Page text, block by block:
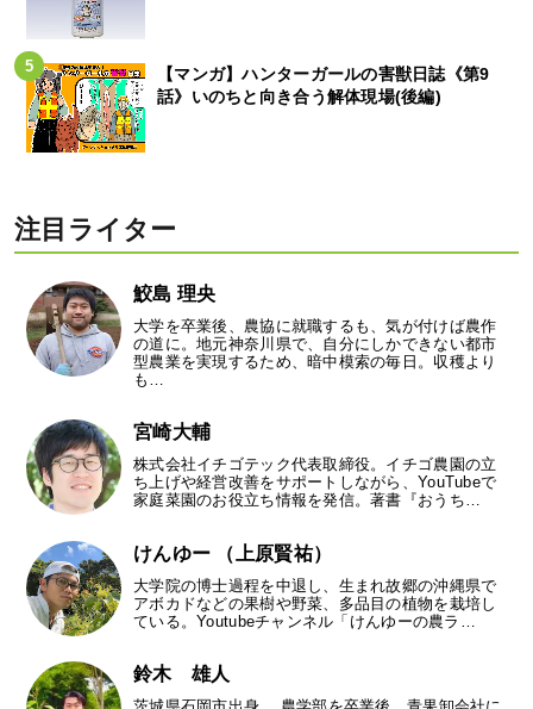
【マンガ】ハンターガールの害獣日誌《第9
話》いのちと向き合う解体現場(後編)
注目ライター
鮫島 理央
大学を卒業後、農協に就職するも、気が付けば農作
の道に。地元神奈川県で、自分にしかできない都市
型農業を実現するため、暗中模索の毎日。収穫より
も…
宮崎大輔
株式会社イチゴテック代表取締役。イチゴ農園の立
ち上げや経営改善をサポートしながら、YouTubeで
家庭菜園のお役立ち情報を発信。著書『おうち…
けんゆー （上原賢祐）
大学院の博士過程を中退し、生まれ故郷の沖縄県で
アボカドなどの果樹や野菜、多品目の植物を栽培し
ている。Youtubeチャンネル「けんゆーの農ラ…
鈴木 雄人